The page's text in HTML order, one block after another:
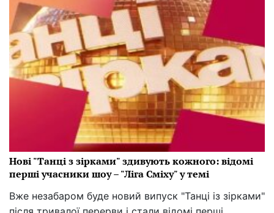
Нові "Танці з зірками" здивують кожного: відомі
перші учасники шоу – "Ліга Сміху" у темі
Вже незабаром буде новий випуск "Танці із зірками"